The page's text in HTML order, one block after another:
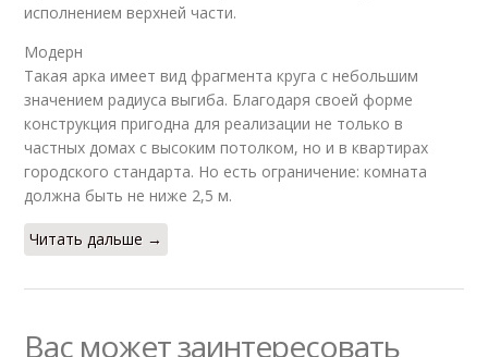
исполнением верхней части.
Модерн
Такая арка имеет вид фрагмента круга с небольшим
значением радиуса выгиба. Благодаря своей форме
конструкция пригодна для реализации не только в
частных домах с высоким потолком, но и в квартирах
городского стандарта. Но есть ограничение: комната
должна быть не ниже 2,5 м.
Читать дальше →
Вас может заинтересовать